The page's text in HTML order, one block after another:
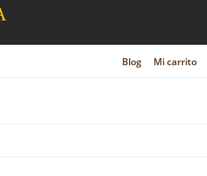
Blog Mi carrito